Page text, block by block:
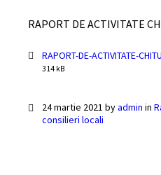
RAPORT DE ACTIVITATE
Documente
RAPORT-DE-ACTIVITATE-
314 kB
24 martie 2021 byadmin in
consilieri locali